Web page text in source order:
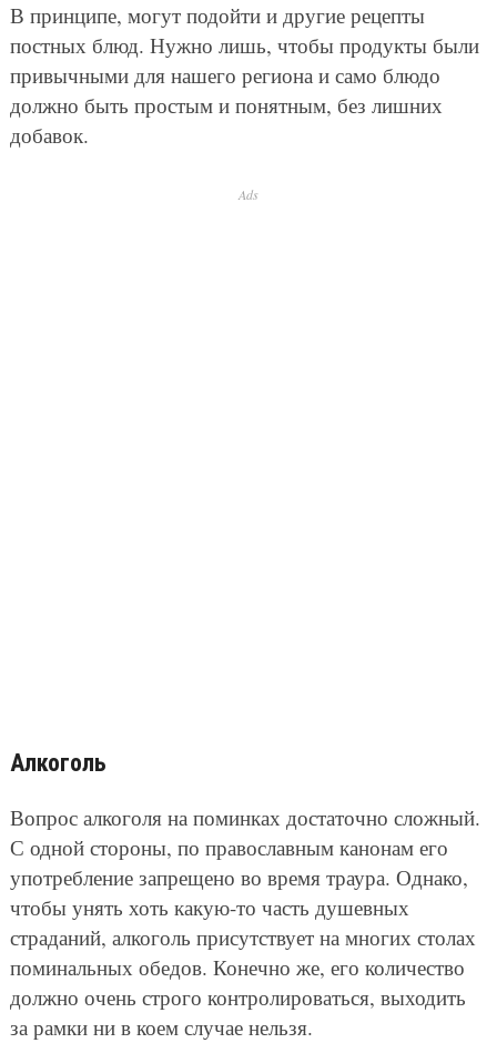
В принципе, могут подойти и другие рецепты
постных блюд. Нужно лишь, чтобы продукты были
привычными для нашего региона и само блюдо
должно быть простым и понятным, без лишних
добавок.
Ads
Алкоголь
Вопрос алкоголя на поминках достаточно сложный.
С одной стороны, по православным канонам его
употребление запрещено во время траура. Однако,
чтобы унять хоть какую-то часть душевных
страданий, алкоголь присутствует на многих столах
поминальных обедов. Конечно же, его количество
должно очень строго контролироваться, выходить
за рамки ни в коем случае нельзя.